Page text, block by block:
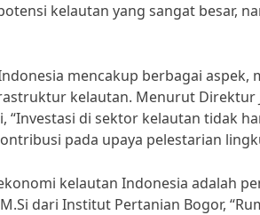
kelautan yang sangat besar,
mencakup berbagai aspek,
kelautan. Menurut Direktur
“Investasi di sektor kelautan tidak
pada upaya pelestarian
kelautan Indonesia adalah
dari Institut Pertanian Bogor,